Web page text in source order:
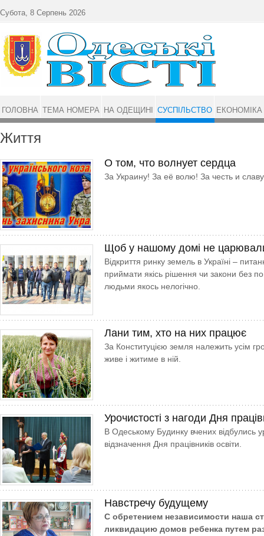
Життя
О том, что волнует сердца
За Украину! За её волю! За честь и
Щоб у нашому домі не
Відкриття ринку земель в Україні –
приймати якісь рішення чи закони без
людьми якось нелогічно.
Лани тим, хто на них працює
За Конституцією земля належить усім
живе і житиме в ній.
Урочистості з нагоди Дня
В Одеському Будинку вчених відбулись
відзначення Дня працівників освіти.
Навстречу будущему
С обретением независимости наша
ликвидацию домов ребенка путем
Субота, 8 Серпень 2026
ГОЛОВНА ТЕМА НОМЕРА НА ОДЕЩИНІ СУСПІЛЬСТВО ЕКОНОМІКА